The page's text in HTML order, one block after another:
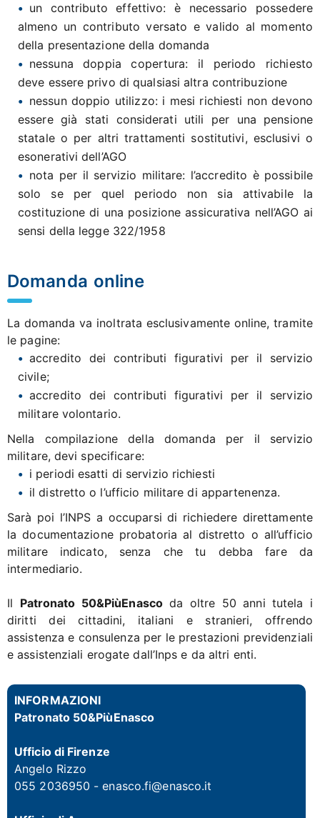
un contributo effettivo: è necessario possedere
almeno un contributo versato e valido al momento
della presentazione della domanda
nessuna doppia copertura: il periodo richiesto
deve essere privo di qualsiasi altra contribuzione
nessun doppio utilizzo: i mesi richiesti non devono
essere già stati considerati utili per una pensione
statale o per altri trattamenti sostitutivi, esclusivi o
esonerativi dell’AGO
nota per il servizio militare: l’accredito è possibile
solo se per quel periodo non sia attivabile la
costituzione di una posizione assicurativa nell’AGO ai
sensi della legge 322/1958
Domanda online
La domanda va inoltrata esclusivamente online, tramite
le pagine:
accredito dei contributi figurativi per il servizio
civile;
accredito dei contributi figurativi per il servizio
militare volontario.
Nella compilazione della domanda per il servizio
militare, devi specificare:
i periodi esatti di servizio richiesti
il distretto o l’ufficio militare di appartenenza.
Sarà poi l’INPS a occuparsi di richiedere direttamente
la documentazione probatoria al distretto o all’ufficio
militare indicato, senza che tu debba fare da
intermediario.
Il Patronato 50&PiùEnascoda oltre 50 anni tutela i
diritti dei cittadini, italiani e stranieri, offrendo
assistenza e consulenza per le prestazioni previdenziali
e assistenziali erogate dall’Inps e da altri enti.
INFORMAZIONI
Patronato 50&PiùEnasco
Ufficio di Firenze
Angelo Rizzo
055 2036950 - enasco.fi@enasco.it